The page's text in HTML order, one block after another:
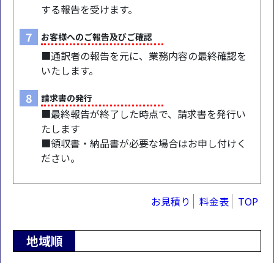
する報告を受けます。
7 お客様へのご報告及びご確認
■通訳者の報告を元に、業務内容の最終確認を
いたします。
8 請求書の発行
■最終報告が終了した時点で、請求書を発行い
たします
■領収書・納品書が必要な場合はお申し付けく
ださい。
お見積り 料金表 TOP
地域順